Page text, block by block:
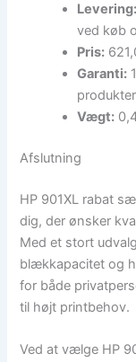
Levering:
ved køb
Pris:
Garanti:
produkter
Vægt:
Afslutning
HP 901XL rabat
dig, der ønsker
Med et stort
blækkapacitet og
for både
til højt printbehov.
Ved at vælge HP